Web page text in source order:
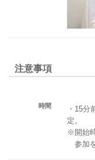
注意事項
時間
・15分
定。
※開始
参加